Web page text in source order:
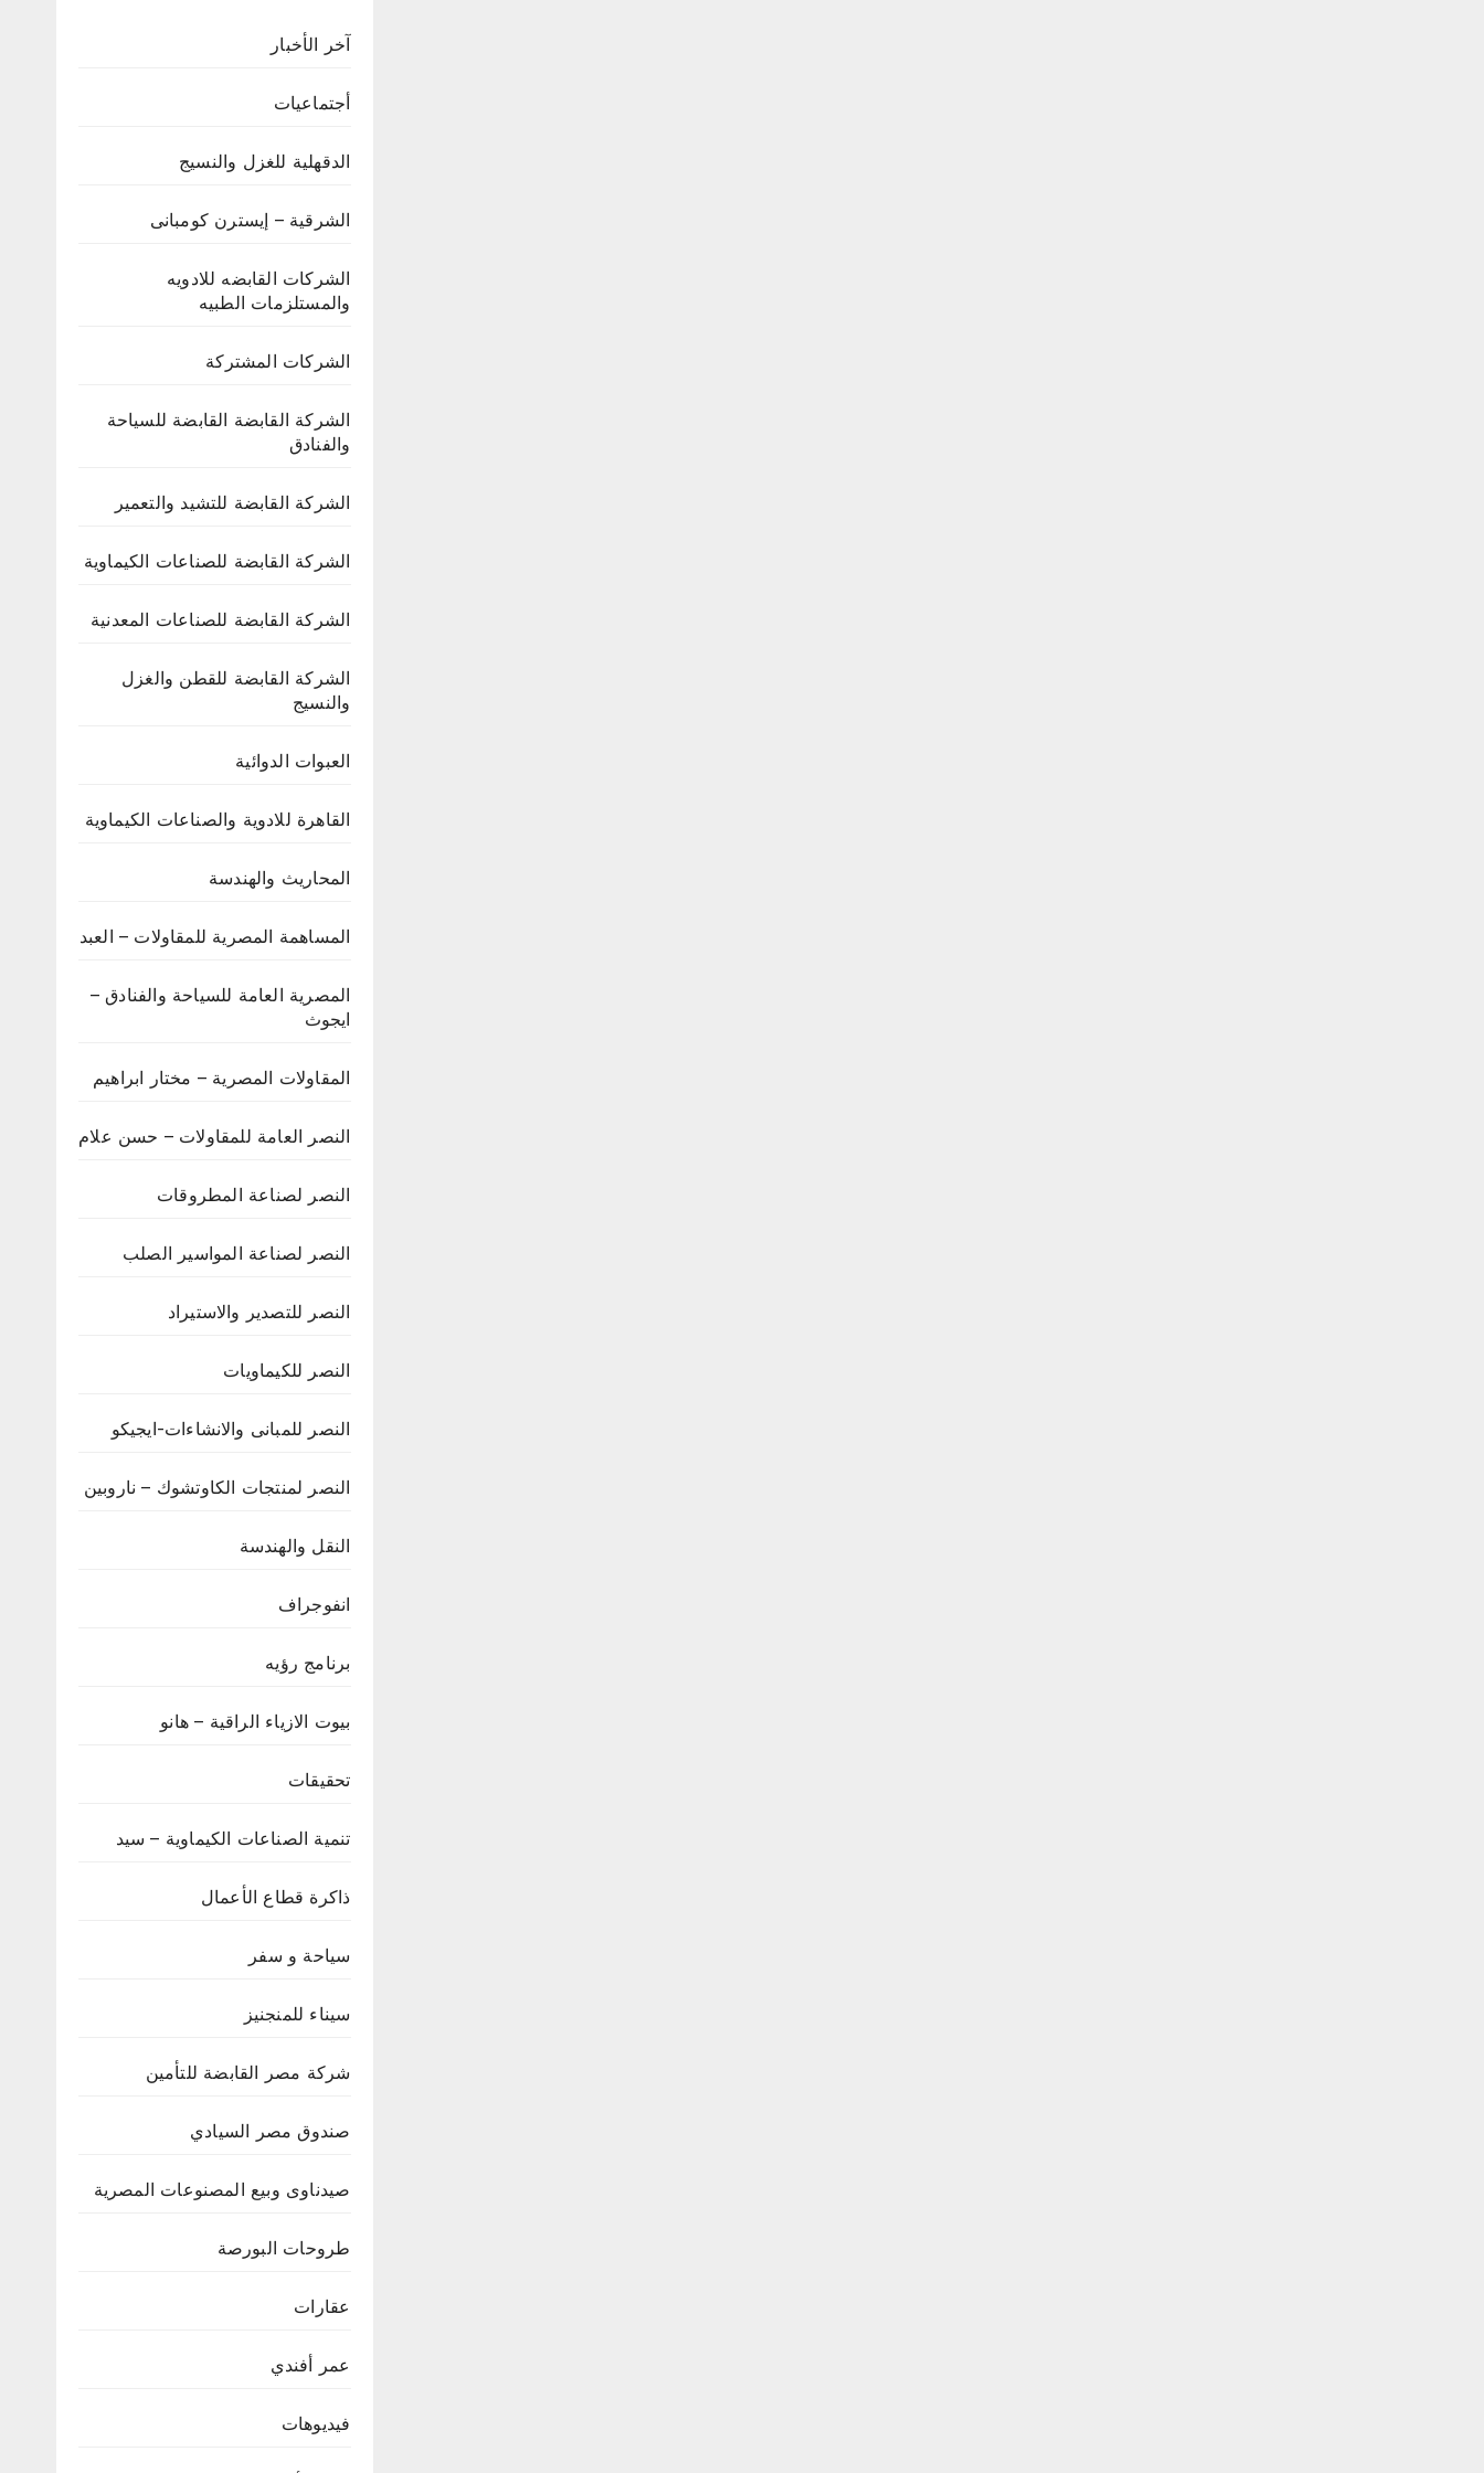
آخر الأخبار
أجتماعيات
الدقهلية للغزل والنسيج
الشرقية – إيسترن كومبانى
الشركات القابضه للادويه
والمستلزمات الطبيه
الشركات المشتركة
الشركة القابضة القابضة للسياحة
والفنادق
الشركة القابضة للتشيد والتعمير
الشركة القابضة للصناعات الكيماوية
الشركة القابضة للصناعات المعدنية
الشركة القابضة للقطن والغزل
والنسيج
العبوات الدوائية
القاهرة للادوية والصناعات الكيماوية
المحاريث والهندسة
المساهمة المصرية للمقاولات – العبد
المصرية العامة للسياحة والفنادق –
ايجوث
المقاولات المصرية – مختار ابراهيم
النصر العامة للمقاولات – حسن علام
النصر لصناعة المطروقات
النصر لصناعة المواسير الصلب
النصر للتصدير والاستيراد
النصر للكيماويات
النصر للمبانى والانشاءات-ايجيكو
النصر لمنتجات الكاوتشوك – ناروبين
النقل والهندسة
انفوجراف
برنامج رؤيه
بيوت الازياء الراقية – هانو
تحقيقات
تنمية الصناعات الكيماوية – سيد
ذاكرة قطاع الأعمال
سياحة و سفر
سيناء للمنجنيز
شركة مصر القابضة للتأمين
صندوق مصر السيادي
صيدناوى وبيع المصنوعات المصرية
طروحات البورصة
عقارات
عمر أفندي
فيديوهات